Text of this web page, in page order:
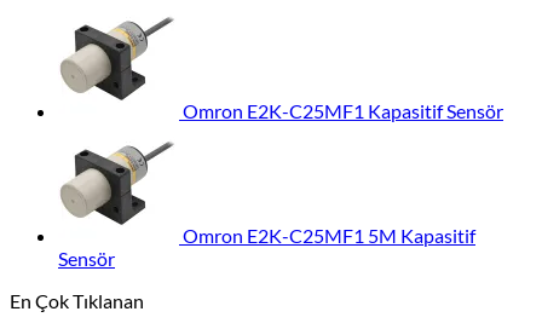
Omron E2K-C25MF1 Kapasitif Sensör
Omron E2K-C25MF1 5M Kapasitif
Sensör
En Çok Tıklanan